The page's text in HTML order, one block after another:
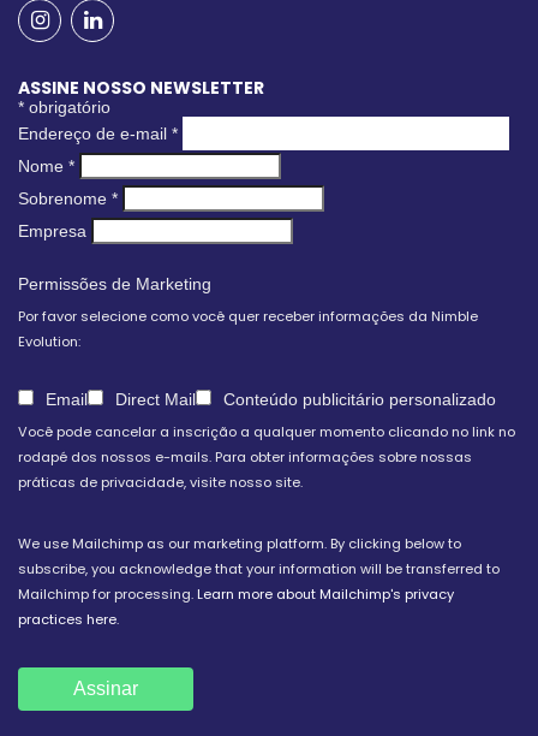
ASSINE NOSSO NEWSLETTER
* obrigatório
Endereço de e-mail *
Nome *
Sobrenome *
Empresa
Permissões de Marketing
Por favor selecione como você quer receber informações da Nimble
Evolution:
Email Direct Mail
Conteúdo publicitário personalizado
Você pode cancelar a inscrição a qualquer momento clicando no link no
rodapé dos nossos e-mails. Para obter informações sobre nossas
práticas de privacidade, visite nosso site.
We use Mailchimp as our marketing platform. By clicking below to
subscribe, you acknowledge that your information will be transferred to
Mailchimp for processing.Learn more about Mailchimp's privacy
practices here.